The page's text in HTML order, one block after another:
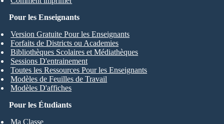
Pour les Étudiants
Ma Classe
Pour les Enseignants
Version Gratuite Pour les Enseignants
Forfaits de Districts ou Academies
Bibliothèques Scolaires et Médiathèques
Sessions D'entrainement
Toutes les Ressources Pour les Enseignants
Modèles de Feuilles de Travail
Modèles D'affiches